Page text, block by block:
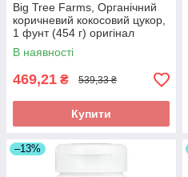
Big Tree Farms, Органічний
коричневий кокосовий цукор,
1 фунт (454 г) оригінал
В наявності
469,21 ₴ 539,33 ₴
Купити
–13%